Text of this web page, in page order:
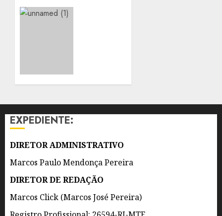
DIABÉTICOS
7 DE
DE 2026
EXPEDIENTE:
DIRETOR ADMINISTRATIVO
Marcos Paulo Mendonça Pereira
DIRETOR DE REDAÇÃO
Marcos Click (Marcos José Pereira)